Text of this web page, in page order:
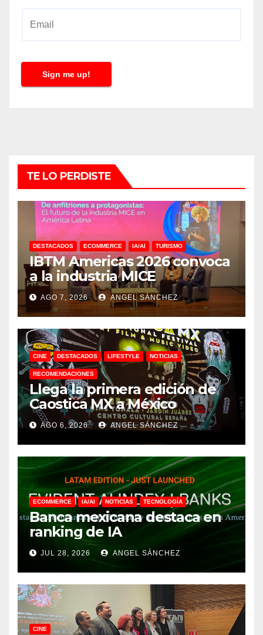
l
Sign me up!
TE LO PERDISTE
DESTACADOS ECOMMERCE IA/AI TURISMO
IBTM Americas 2026 convoca
a la industria MICE
AGO 7, 2026 ANGEL SÁNCHEZ
CINE DESTACADOS LIFESTYLE NOTICIAS
RECOMENDACIONES
Llega la primera edición de
Caostica MX a México
AGO 6, 2026 ANGEL SÁNCHEZ
ECOMMERCE IA/AI NOTICIAS TECNOLOGÍA
Banca mexicana destaca en
ranking de IA
JUL 28, 2026 ANGEL SÁNCHEZ
CINE